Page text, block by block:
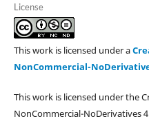
License
This work is licensed under a
NonCommercial-
This work is licensed under the
NonCommercial-NoDerivatives